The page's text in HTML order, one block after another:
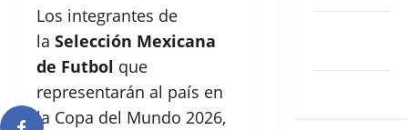
Los integrantes de
la Selección Mexicana
de Futbol que
representarán al país en
la Copa del Mundo 2026,